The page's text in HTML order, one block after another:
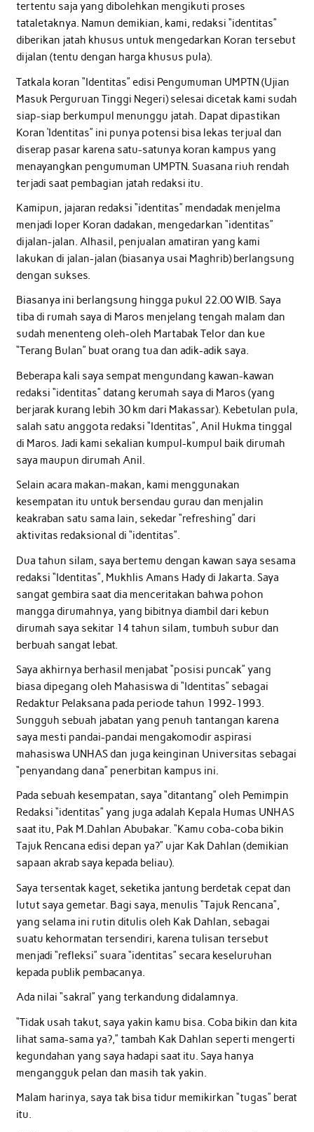
tertentu saja yang dibolehkan mengikuti proses
tataletaknya. Namun demikian, kami, redaksi “identitas”
diberikan jatah khusus untuk mengedarkan Koran tersebut
dijalan (tentu dengan harga khusus pula).
Tatkala koran “Identitas” edisi Pengumuman UMPTN (Ujian
Masuk Perguruan Tinggi Negeri) selesai dicetak kami sudah
siap-siap berkumpul menunggu jatah. Dapat dipastikan
Koran ‘Identitas” ini punya potensi bisa lekas terjual dan
diserap pasar karena satu-satunya koran kampus yang
menayangkan pengumuman UMPTN. Suasana riuh rendah
terjadi saat pembagian jatah redaksi itu.
Kamipun, jajaran redaksi “identitas” mendadak menjelma
menjadi loper Koran dadakan, mengedarkan “identitas”
dijalan-jalan. Alhasil, penjualan amatiran yang kami
lakukan di jalan-jalan (biasanya usai Maghrib) berlangsung
dengan sukses.
Biasanya ini berlangsung hingga pukul 22.00 WIB. Saya
tiba di rumah saya di Maros menjelang tengah malam dan
sudah menenteng oleh-oleh Martabak Telor dan kue
“Terang Bulan” buat orang tua dan adik-adik saya.
Beberapa kali saya sempat mengundang kawan-kawan
redaksi “identitas” datang kerumah saya di Maros (yang
berjarak kurang lebih 30 km dari Makassar). Kebetulan pula,
salah satu anggota redaksi “Identitas”, Anil Hukma tinggal
di Maros. Jadi kami sekalian kumpul-kumpul baik dirumah
saya maupun dirumah Anil.
Selain acara makan-makan, kami menggunakan
kesempatan itu untuk bersendau gurau dan menjalin
keakraban satu sama lain, sekedar “refreshing” dari
aktivitas redaksional di “identitas”.
Dua tahun silam, saya bertemu dengan kawan saya sesama
redaksi “Identitas”, Mukhlis Amans Hady di Jakarta. Saya
sangat gembira saat dia menceritakan bahwa pohon
mangga dirumahnya, yang bibitnya diambil dari kebun
dirumah saya sekitar 14 tahun silam, tumbuh subur dan
berbuah sangat lebat.
Saya akhirnya berhasil menjabat “posisi puncak” yang
biasa dipegang oleh Mahasiswa di “Identitas” sebagai
Redaktur Pelaksana pada periode tahun 1992-1993.
Sungguh sebuah jabatan yang penuh tantangan karena
saya mesti pandai-pandai mengakomodir aspirasi
mahasiswa UNHAS dan juga keinginan Universitas sebagai
“penyandang dana” penerbitan kampus ini.
Pada sebuah kesempatan, saya “ditantang” oleh Pemimpin
Redaksi “identitas” yang juga adalah Kepala Humas UNHAS
saat itu, Pak M.Dahlan Abubakar. “Kamu coba-coba bikin
Tajuk Rencana edisi depan ya?” ujar Kak Dahlan (demikian
sapaan akrab saya kepada beliau).
Saya tersentak kaget, seketika jantung berdetak cepat dan
lutut saya gemetar. Bagi saya, menulis “Tajuk Rencana”,
yang selama ini rutin ditulis oleh Kak Dahlan, sebagai
suatu kehormatan tersendiri, karena tulisan tersebut
menjadi “refleksi” suara “identitas” secara keseluruhan
kepada publik pembacanya.
Ada nilai “sakral” yang terkandung didalamnya.
“Tidak usah takut, saya yakin kamu bisa. Coba bikin dan kita
lihat sama-sama ya?,” tambah Kak Dahlan seperti mengerti
kegundahan yang saya hadapi saat itu. Saya hanya
mengangguk pelan dan masih tak yakin.
Malam harinya, saya tak bisa tidur memikirkan “tugas” berat
itu.